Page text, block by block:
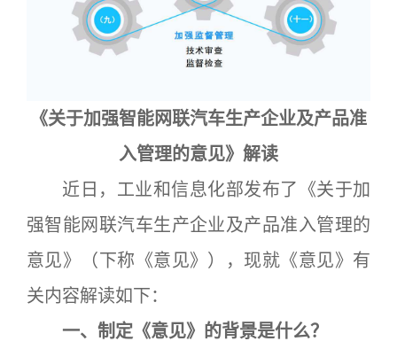
《关于加强智能网联汽车生产企业及产品准
入管理的意见》解读
近日，工业和信息化部发布了《关于加
强智能网联汽车生产企业及产品准入管理的
意见》（下称《意见》），现就《意见》有
关内容解读如下：
一、制定《意见》的背景是什么？